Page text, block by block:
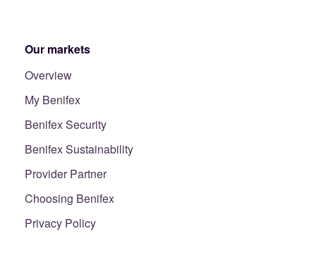
Our markets
Overview
My Benifex
Benifex Security
Benifex Sustainability
Provider Partner
Choosing Benifex
Privacy Policy